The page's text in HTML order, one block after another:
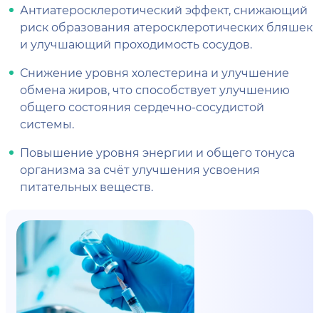
Антиатеросклеротический эффект, снижающий
риск образования атеросклеротических бляшек
и улучшающий проходимость сосудов.
Снижение уровня холестерина и улучшение
обмена жиров, что способствует улучшению
общего состояния сердечно-сосудистой
системы.
Повышение уровня энергии и общего тонуса
организма за счёт улучшения усвоения
питательных веществ.